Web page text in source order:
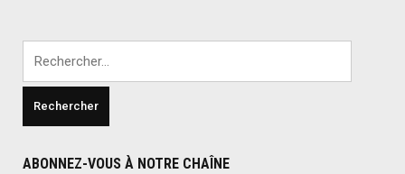
l’Afrique
400
ABONNEZ-VOUS À NOTRE CHAÎNE